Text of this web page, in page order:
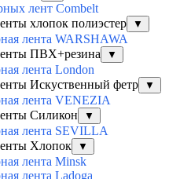
лент Combelt
хлопок полиэстер
▼
лента WARSHAWA
ПВХ+резина
▼
лента London
Искуственный фетр
▼
лента VENEZIA
Силикон
▼
лента SEVILLA
Хлопок
▼
лента Minsk
лента Ladoga